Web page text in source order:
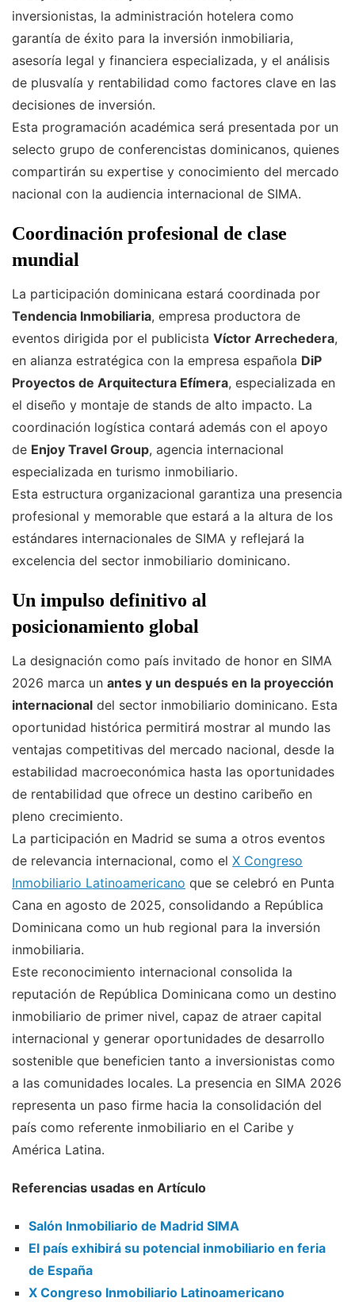
inversionistas, la administración hotelera como
garantía de éxito para la inversión inmobiliaria,
asesoría legal y financiera especializada, y el análisis
de plusvalía y rentabilidad como factores clave en las
decisiones de inversión.
Esta programación académica será presentada por un
selecto grupo de conferencistas dominicanos, quienes
compartirán su expertise y conocimiento del mercado
nacional con la audiencia internacional de SIMA.
Coordinación profesional de clase
mundial
La participación dominicana estará coordinada por
Tendencia Inmobiliaria, empresa productora de
eventos dirigida por el publicista Víctor Arrechedera,
en alianza estratégica con la empresa española DiP
Proyectos de Arquitectura Efímera, especializada en
el diseño y montaje de stands de alto impacto. La
coordinación logística contará además con el apoyo
de Enjoy Travel Group, agencia internacional
especializada en turismo inmobiliario.
Esta estructura organizacional garantiza una presencia
profesional y memorable que estará a la altura de los
estándares internacionales de SIMA y reflejará la
excelencia del sector inmobiliario dominicano.
Un impulso definitivo al
posicionamiento global
La designación como país invitado de honor en SIMA
2026 marca un antes y un después en la proyección
internacional del sector inmobiliario dominicano. Esta
oportunidad histórica permitirá mostrar al mundo las
ventajas competitivas del mercado nacional, desde la
estabilidad macroeconómica hasta las oportunidades
de rentabilidad que ofrece un destino caribeño en
pleno crecimiento.
La participación en Madrid se suma a otros eventos
de relevancia internacional, como el X Congreso
Inmobiliario Latinoamericano que se celebró en Punta
Cana en agosto de 2025, consolidando a República
Dominicana como un hub regional para la inversión
inmobiliaria.
Este reconocimiento internacional consolida la
reputación de República Dominicana como un destino
inmobiliario de primer nivel, capaz de atraer capital
internacional y generar oportunidades de desarrollo
sostenible que beneficien tanto a inversionistas como
a las comunidades locales. La presencia en SIMA 2026
representa un paso firme hacia la consolidación del
país como referente inmobiliario en el Caribe y
América Latina.
Referencias usadas en Artículo
Salón Inmobiliario de Madrid SIMA
El país exhibirá su potencial inmobiliario en feria
de España
X Congreso Inmobiliario Latinoamericano